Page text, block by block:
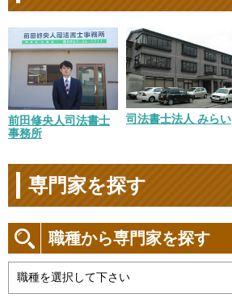
前田修央人司法書士
事務所
司法書士法人 みらい
専門家を探す
職種から専門家を探す